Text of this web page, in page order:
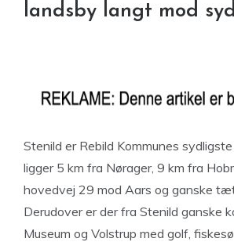
landsby langt mod syd
Stenild er Rebild Kommunes
ligger 5 km fra Nørager, 9 km fra
hovedvej 29 mod Aars og ganske
Derudover er der fra Stenild ganske
Museum og Volstrup med golf,